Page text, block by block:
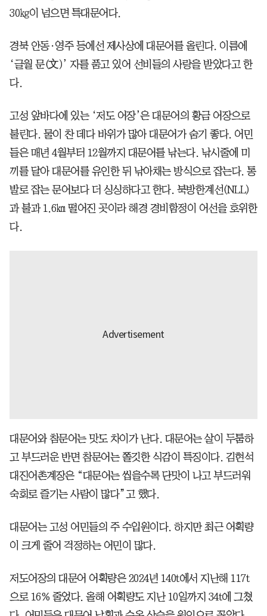
30㎏이 넘으면 특대문어다.
경북 안동·영주 등에선 제사상에 대문어를 올린다. 이름에
‘글월 문(文)’ 자를 품고 있어 선비들의 사랑을 받았다고 한
다.
고성 앞바다에 있는 ‘저도 어장’은 대문어의 황금 어장으로
불린다. 물이 찬 데다 바위가 많아 대문어가 숨기 좋다. 어민
들은 매년 4월부터 12월까지 대문어를 낚는다. 낚시줄에 미
끼를 달아 대문어를 유인한 뒤 낚아채는 방식으로 잡는다. 통
발로 잡는 문어보다 더 싱싱하다고 한다. 북방한계선(NLL)
과 불과 1.6㎞ 떨어진 곳이라 해경 경비함정이 어선을 호위한
다.
대문어와 참문어는 맛도 차이가 난다. 대문어는 살이 두툼하
고 부드러운 반면 참문어는 쫄깃한 식감이 특징이다. 김현석
대진어촌계장은 “대문어는 씹을수록 단맛이 나고 부드러워
숙회로 즐기는 사람이 많다”고 했다.
대문어는 고성 어민들의 주 수입원이다. 하지만 최근 어획량
이 크게 줄어 걱정하는 어민이 많다.
저도어장의 대문어 어획량은 2024년 140t에서 지난해 117t
으로 16% 줄었다. 올해 어획량도 지난 10일까지 34t에 그쳤